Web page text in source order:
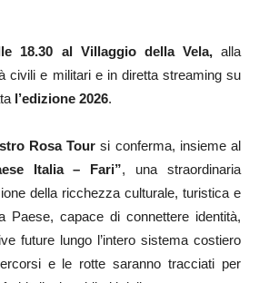
18.30 al Villaggio della Vela,alla
civili e militari e in diretta streaming su
l’edizione 2026.
Rosa Tour si conferma, insieme al
Italia – Fari”, una straordinaria
della ricchezza culturale, turistica e
Paese, capace di connettere identità,
future lungo l’intero sistema costiero
e le rotte saranno tracciati per